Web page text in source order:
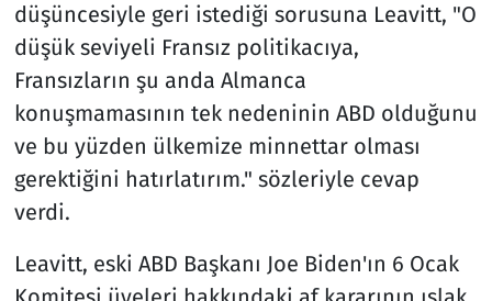
düşüncesiyle geri istediği sorusuna Leavitt, "O
düşük seviyeli Fransız politikacıya,
Fransızların şu anda Almanca
konuşmamasının tek nedeninin ABD olduğunu
ve bu yüzden ülkemize minnettar olması
gerektiğini hatırlatırım." sözleriyle cevap
verdi.
Leavitt, eski ABD Başkanı Joe Biden'ın 6 Ocak